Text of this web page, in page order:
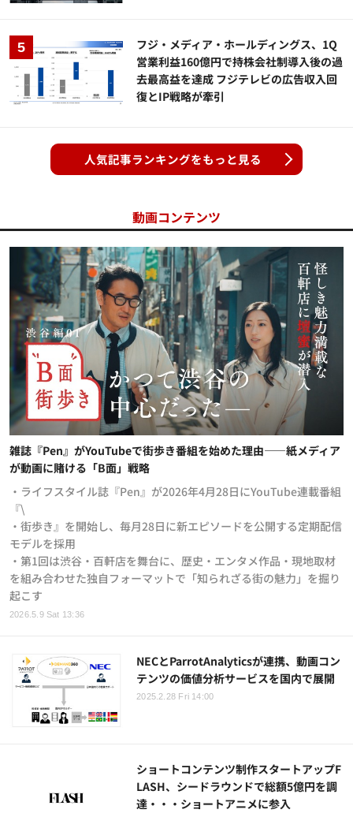
フジ・メディア・ホールディングス、1Q
営業利益160億円で持株会社制導入後の過
去最高益を達成 フジテレビの広告収入回
復とIP戦略が牽引
人気記事ランキングをもっと見る
動画コンテンツ
2026.5.9 Sat 13:36
雑誌『Pen』がYouTubeで街歩き番組を始めた理由——紙メディア
が動画に賭ける「B面」戦略
・ライフスタイル誌『Pen』が2026年4月28日にYouTube連載番組
『\
・街歩き』を開始し、毎月28日に新エピソードを公開する定期配信
モデルを採用
・第1回は渋谷・百軒店を舞台に、歴史・エンタメ作品・現地取材
を組み合わせた独自フォーマットで「知られざる街の魅力」を掘り
起こす
NECとParrotAnalyticsが連携、動画コン
テンツの価値分析サービスを国内で展開
2025.2.28 Fri 14:00
ショートコンテンツ制作スタートアップF
LASH、シードラウンドで総額5億円を調
達・・・ショートアニメに参入